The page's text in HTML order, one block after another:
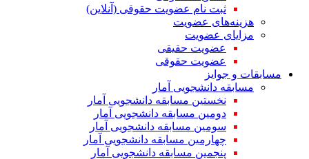
ثبت نام عضویت حقوقی (آنلاین)
هزینه‌های عضویت
مزایای عضویت
عضویت حقیقی
عضویت حقوقی
مسابقات و جوایز
مسابقه دانشجویی آمار
نخستین مسابقه دانشجویی آمار
دومین مسابقه دانشجویی آمار
سومین مسابقه دانشجویی آمار
چهارمین مسابقه دانشجویی آمار
پنجمین مسابقه دانشجویی آمار